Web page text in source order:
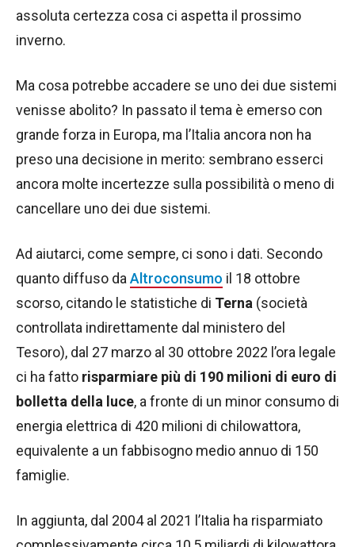
assoluta certezza cosa ci aspetta il prossimo
inverno.
Ma cosa potrebbe accadere se uno dei due sistemi
venisse abolito? In passato il tema è emerso con
grande forza in Europa, ma l’Italia ancora non ha
preso una decisione in merito: sembrano esserci
ancora molte incertezze sulla possibilità o meno di
cancellare uno dei due sistemi.
Ad aiutarci, come sempre, ci sono i dati. Secondo
quanto diffuso da Altroconsumo il 18 ottobre
scorso, citando le statistiche di Terna (società
controllata indirettamente dal ministero del
Tesoro), dal 27 marzo al 30 ottobre 2022 l’ora legale
ci ha fatto risparmiare più di 190 milioni di euro di
bolletta della luce, a fronte di un minor consumo di
energia elettrica di 420 milioni di chilowattora,
equivalente a un fabbisogno medio annuo di 150
famiglie.
In aggiunta, dal 2004 al 2021 l’Italia ha risparmiato